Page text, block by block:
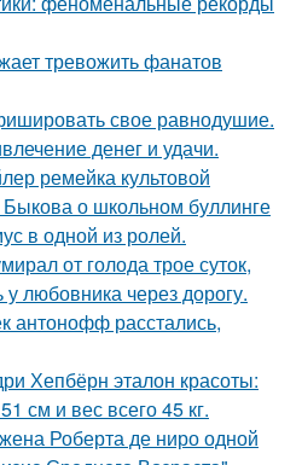
тревожить фанатов
свое равнодушие.
денег и удачи.
ремейка культовой
о школьном буллинге
в одной из ролей.
от голода трое суток,
у любовника через дорогу.
антонофф расстались,
Хепбёрн эталон красоты:
см и вес всего 45 кг.
Роберта де ниро одной